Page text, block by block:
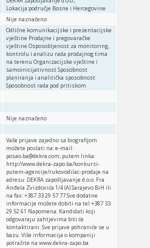
Lokacija:područje Bosne i Hercegovine
Nije naznačeno
Odlične komunikacijske i prezentacijske
vještine Prodajne i pregovaračke
vještine Osposobljenost za monitoring,
kontrolu i analizu rada prodajnog tima
na terenu Organizacijske vještine i
samoinicijativnost Sposobnost
planiranja i analitička sposobnost
Sposobnost rada pod pritiskom
Nije naznačeno
Vaše prijave zajedno sa biografijom
možete poslati na: e-mail:
posao.ba@dekra.com, putem linka:
http://www.dekra-zapo.ba/konkursi-
putem-agencije/rukovodilac-prodaje na
adresu: DEKRA zapošljavanje d.o.o. Fra
Anđela Zvizdovića 1/4 (A) Sarajevo BiH ili
na fax: +387 33 29 57 77 Sve dodatne
informacije možete dobiti na tel +387 33
29 52 61 Napomena: Kandidati koji
odgovaraju zahtjevima biti će
kontaktirani. Sve prijave pohraniće se u
bazu. Više informacija o kompaniji
potražite na www.dekra-zapo.ba